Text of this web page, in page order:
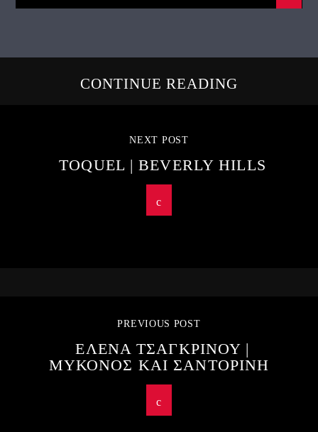
CONTINUE READING
NEXT POST
TOQUEL | BEVERLY HILLS
PREVIOUS POST
ΕΛΕΝΑ ΤΣΑΓΚΡΙΝΟΥ |
ΜΥΚΟΝΟΣ ΚΑΙ ΣΑΝΤΟΡΙΝΗ